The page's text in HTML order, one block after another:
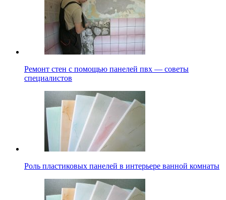
Ремонт стен с помощью панелей пвх — советы
специалистов
Роль пластиковых панелей в интерьере ванной комнаты